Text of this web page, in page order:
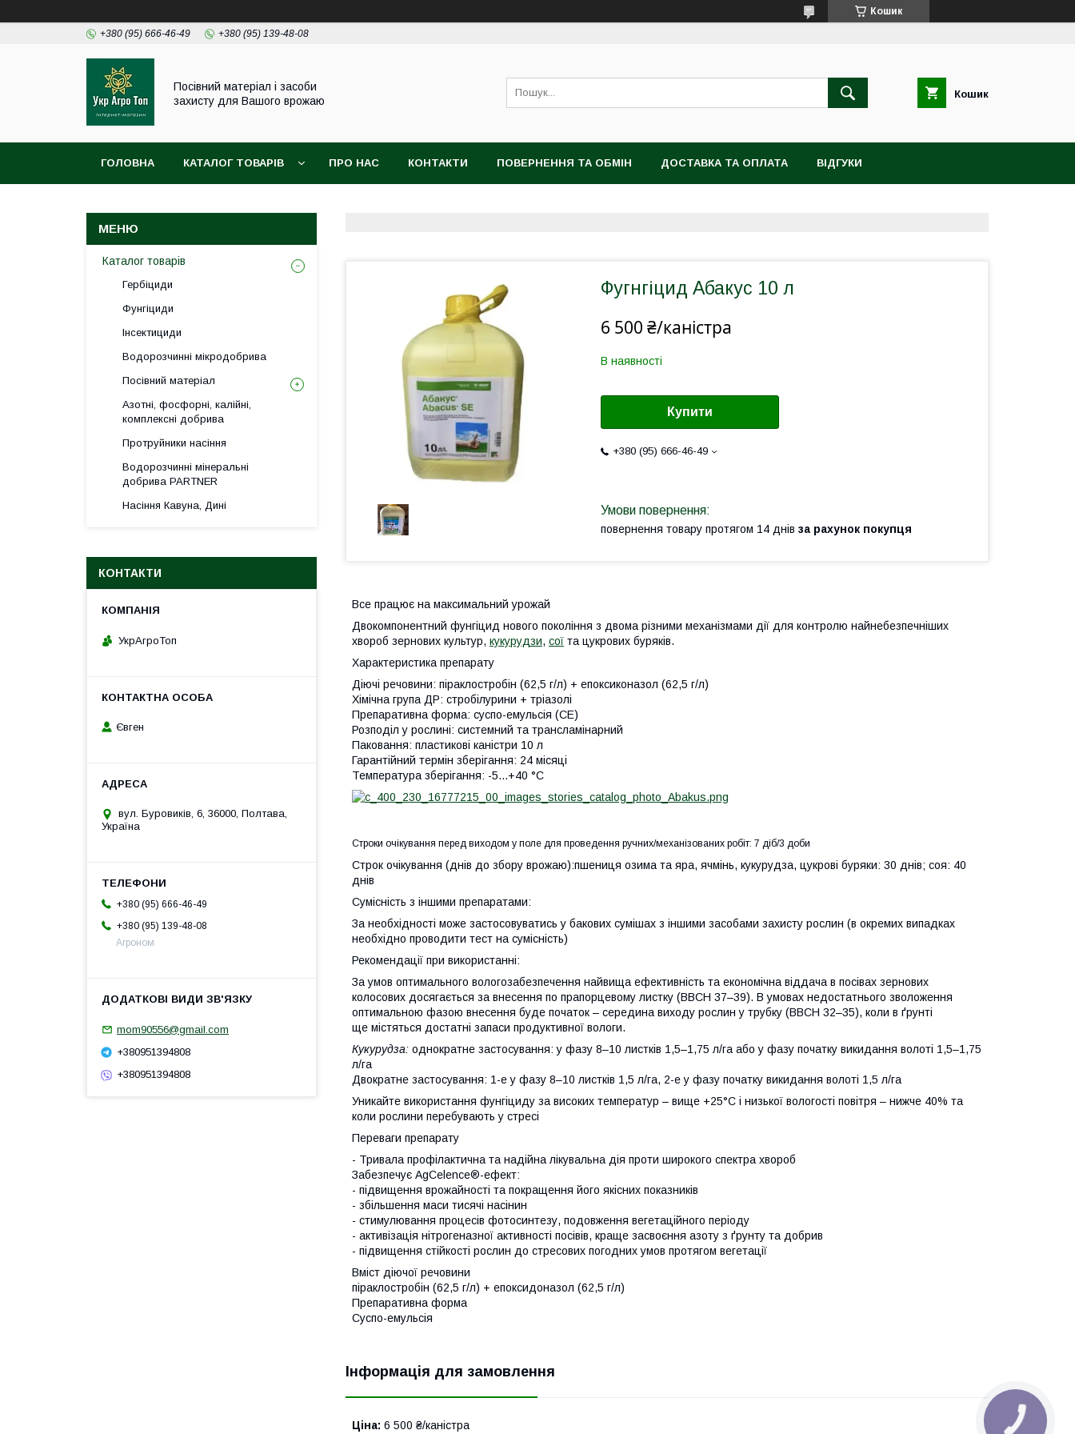
Кошик
+380 (95) 666-46-49 +380 (95) 139-48-08
Посівний матеріал і засоби
захисту для Вашого врожаю
Кошик
ГОЛОВНА КАТАЛОГ ТОВАРІВ ПРО НАС КОНТАКТИ ПОВЕРНЕННЯ ТА ОБМІН ДОСТАВКА ТА ОПЛАТА ВІДГУКИ
Фугнгіцид Абакус 10 л
6 500 ₴/каністра
В наявності
Купити
+380 (95) 666-46-49
повернення товару протягом 14 днів за рахунок покупця
Все працює на максимальний урожай
Двокомпонентний фунгіцид нового поколiння з двома рiзними механiзмами дiї для контролю найнебезпечніших
хвороб зернових культур, кукурудзи, сої та цукрових буряків.
Характеристика препарату
Дiючi речовини: пiраклостробiн (62,5 г/л) + епоксиконазол (62,5 г/л)
Хімічна група ДР: стробілурини + тріазолі
Препаративна форма: суспо-емульсія (СЕ)
Розподiл у рослинi: системний та трансламiнарний
Паковання: пластикові каністри 10 л
Гарантійний термін зберігання: 24 місяці
Температура зберігання: -5...+40 °C
Строки очікування перед виходом у поле для проведення ручних/механізованих робіт: 7 діб/3 доби
Строк очікування (днів до збору врожаю):пшениця озима та яра, ячмінь, кукурудза, цукрові буряки: 30 днів; соя: 40
днів
Сумісність з іншими препаратами:
За необхідності може застосовуватись у бакових сумішах з іншими засобами захисту рослин (в окремих випадках
необхідно проводити тест на сумісність)
Рекомендації при використанні:
За умов оптимального вологозабезпечення найвища ефективність та економічна віддача в посівах зернових
колосових досягається за внесення по прапорцевому листку (ВВСН 37–39). В умовах недостатнього зволоження
оптимальною фазою внесення буде початок – середина виходу рослин у трубку (ВВСН 32–35), коли в ґрунті
ще містяться достатні запаси продуктивної вологи.
Кукурудза: однократне застосування: у фазу 8–10 листкiв 1,5–1,75 л/га або у фазу початку викидання волотi 1,5–1,75
л/га
Двократне застосування: 1-е у фазу 8–10 листкiв 1,5 л/га, 2-е у фазу початку викидання волотi 1,5 л/га
Уникайте використання фунгіциду за високих температур – вище +25°С і низької вологості повітря – нижче 40% та
коли рослини перебувають у стресі
Переваги препарату
- Тривала профілактична та надійна лікувальна дія проти широкого спектра хвороб
Забезпечує AgCelence®-ефект:
- пiдвищення врожайностi та покращення його якісних показників
- збільшення маси тисячі насінин
- стимулювання процесів фотосинтезу, подовження вегетаційного періоду
- активізація нітрогеназної активності посівів, краще засвоєння азоту з ґрунту та добрив
- пiдвищення стiйкостi рослин до стресових погодних умов протягом вегетації
Вміст діючої речовини
пiраклостробiн (62,5 г/л) + епоксидоназол (62,5 г/л)
Препаративна форма
Суспо-емульсія
Інформація для замовлення
Ціна: 6 500 ₴/каністра
Каталог товарів
Гербіциди
Фунгіциди
Інсектициди
Водорозчинні мікродобрива
Посівний матеріал
Азотні, фосфорні, калійні,
комплексні добрива
Протруйники насіння
Водорозчинні мінеральні
добрива PARTNER
Насіння Кавуна, Дині
КОНТАКТИ
УкрАгроТоп
Євген
вул. Буровиків, 6, 36000, Полтава,
Україна
+380 (95) 666-46-49
+380 (95) 139-48-08
Агроном
mom90556@gmail.com
+380951394808
+380951394808
КНОПКА
ЗВ'ЯЗКУ